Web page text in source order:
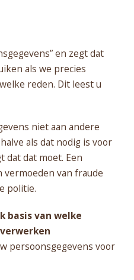
en zegt dat
als we precies
reden. Dit leest u
niet aan andere
als dat nodig is voor
dat dat moet. Een
vermoeden van fraude
politie.
basis van welke
persoonsgegevens voor